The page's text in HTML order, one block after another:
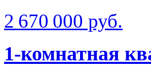
2 670 000 руб.
1-комнатная